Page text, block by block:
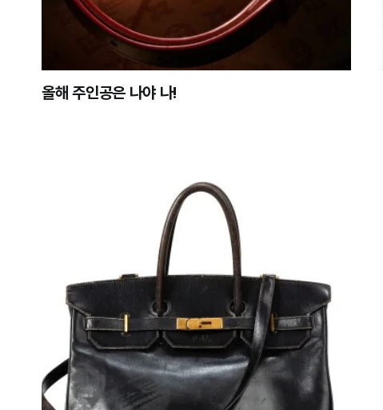
올해 주인공은 나야 나!